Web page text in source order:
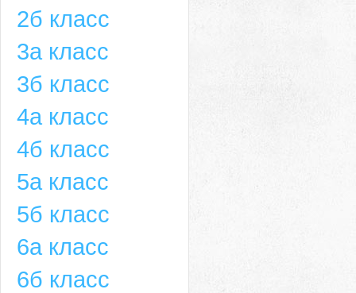
2б класс
3а класс
3б класс
4а класс
4б класс
5а класс
5б класс
6а класс
6б класс